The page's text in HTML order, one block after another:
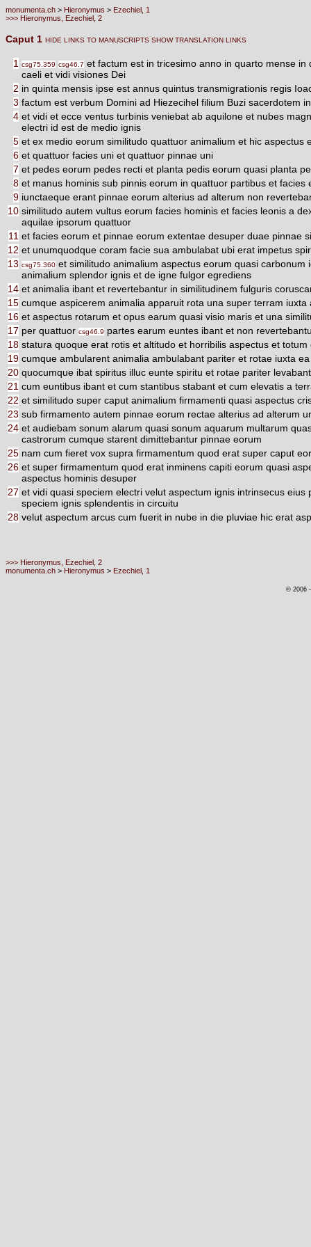
monumenta.ch > Hieronymus > Ezechiel, 1
>>> Hieronymus, Ezechiel, 2
Caput 1 HIDE LINKS TO MANUSCRIPTS SHOW TRANSLATION LINKS
1 csg75.359 csg46.7 et factum est in tricesimo anno in quarto mense
caeli et vidi visiones Dei
2 in quinta mensis ipse est annus quintus transmigrationis regis
3 factum est verbum Domini ad Hiezecihel filium Buzi sacerdotem
4 et vidi et ecce ventus turbinis veniebat ab aquilone et nubes
electri id est de medio ignis
5 et ex medio eorum similitudo quattuor animalium et hic aspectus
6 et quattuor facies uni et quattuor pinnae uni
7 et pedes eorum pedes recti et planta pedis eorum quasi planta
8 et manus hominis sub pinnis eorum in quattuor partibus et
9 iunctaeque erant pinnae eorum alterius ad alterum non
10 similitudo autem vultus eorum facies hominis et facies leonis a
aquilae ipsorum quattuor
11 et facies eorum et pinnae eorum extentae desuper duae pinnae
12 et unumquodque coram facie sua ambulabat ubi erat impetus
13 csg75.360 et similitudo animalium aspectus eorum quasi
animalium splendor ignis et de igne fulgor egrediens
14 et animalia ibant et revertebantur in similitudinem fulguris
15 cumque aspicerem animalia apparuit rota una super terram
16 et aspectus rotarum et opus earum quasi visio maris et una
17 per quattuor csg46.9 partes earum euntes ibant et non
18 statura quoque erat rotis et altitudo et horribilis aspectus et
19 cumque ambularent animalia ambulabant pariter et rotae iuxta
20 quocumque ibat spiritus illuc eunte spiritu et rotae pariter
21 cum euntibus ibant et cum stantibus stabant et cum elevatis a
22 et similitudo super caput animalium firmamenti quasi aspectus
23 sub firmamento autem pinnae eorum rectae alterius ad alterum
24 et audiebam sonum alarum quasi sonum aquarum multarum
castrorum cumque starent dimittebantur pinnae eorum
25 nam cum fieret vox supra firmamentum quod erat super caput
26 et super firmamentum quod erat inminens capiti eorum quasi
aspectus hominis desuper
27 et vidi quasi speciem electri velut aspectum ignis intrinsecus
speciem ignis splendentis in circuitu
28 velut aspectum arcus cum fuerit in nube in die pluviae hic erat
>>> Hieronymus, Ezechiel, 2
monumenta.ch > Hieronymus > Ezechiel, 1
© 2006